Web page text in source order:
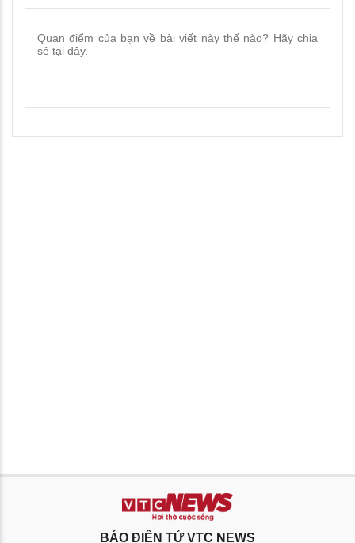
BÁO ĐIỆN TỬ VTC NEWS